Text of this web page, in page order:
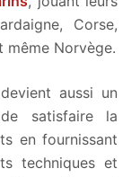
Corse,
même Norvège.
aussi un
satisfaire la
en fournissant
techniques et